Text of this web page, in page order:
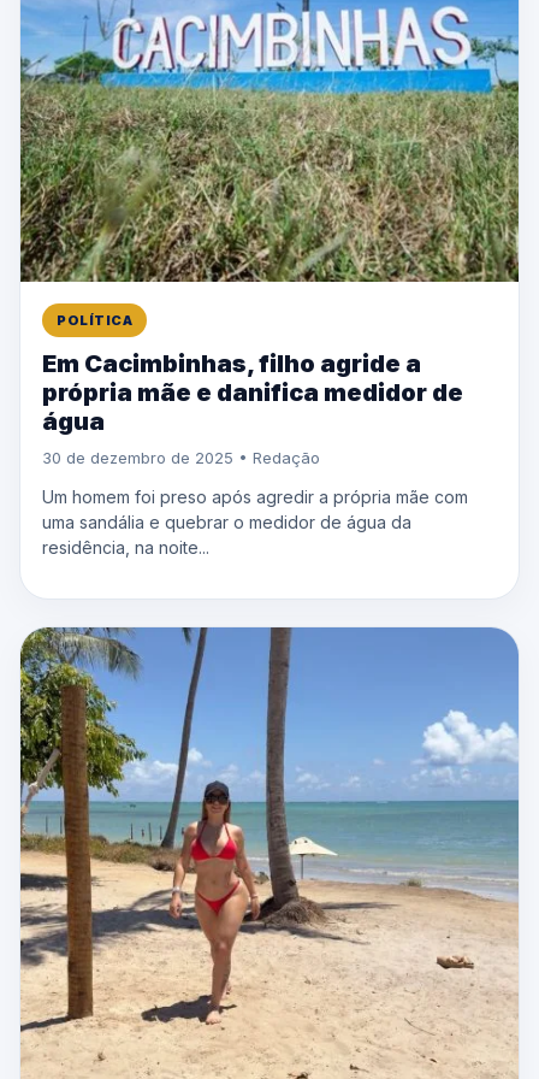
POLÍTICA
Em Cacimbinhas, filho agride a
própria mãe e danifica medidor de
água
30 de dezembro de 2025 • Redação
Um homem foi preso após agredir a própria mãe com
uma sandália e quebrar o medidor de água da
residência, na noite...